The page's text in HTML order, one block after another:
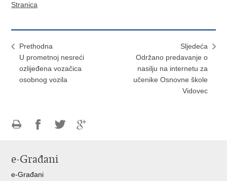
Stranica
Prethodna
U prometnoj nesreći
ozlijeđena vozačica
osobnog vozila
Sljedeća
Održano predavanje o
nasilju na internetu za
učenike Osnovne škole
Vidovec
FacebookuTwitteru
e-Građani
e-Građani